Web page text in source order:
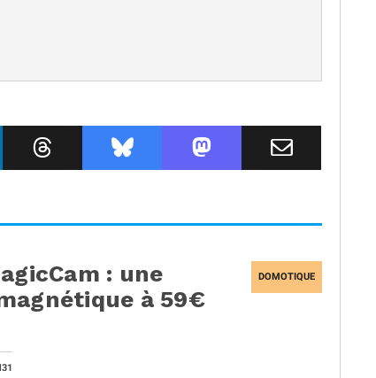
DOMOTIQUE
: une
à 59€